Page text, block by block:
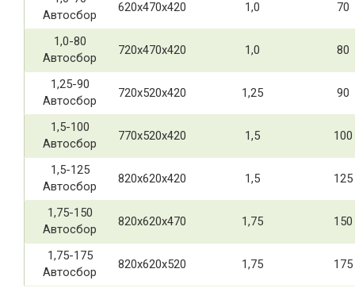
Автосбор
620х470х420 1,0 70
1,0-80
Автосбор
720х470х420 1,0 80
1,25-90
Автосбор
720х520х420 1,25 90
1,5-100
Автосбор
770х520х420 1,5 100
1,5-125
Автосбор
820х620х420 1,5 125
1,75-150
Автосбор
820х620х470 1,75 150
1,75-175
Автосбор
820х620х520 1,75 175